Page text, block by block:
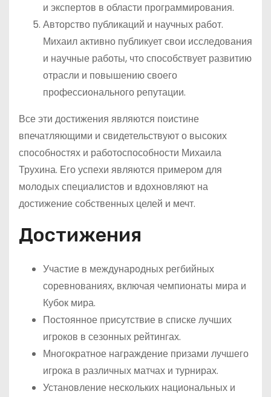
и экспертов в области программирования.
Авторство публикаций и научных работ.
Михаил активно публикует свои исследования
и научные работы, что способствует развитию
отрасли и повышению своего
профессионального репутации.
Все эти достижения являются поистине
впечатляющими и свидетельствуют о высоких
способностях и работоспособности Михаила
Трухина. Его успехи являются примером для
молодых специалистов и вдохновляют на
достижение собственных целей и мечт.
Достижения
Участие в международных регбийных
соревнованиях, включая чемпионаты мира и
Кубок мира.
Постоянное присутствие в списке лучших
игроков в сезонных рейтингах.
Многократное награждение призами лучшего
игрока в различных матчах и турнирах.
Установление нескольких национальных и